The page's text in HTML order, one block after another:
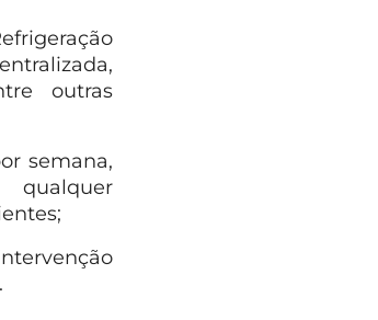
outras
semana,
qualquer